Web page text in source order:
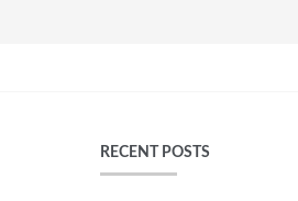
RECENT POSTS